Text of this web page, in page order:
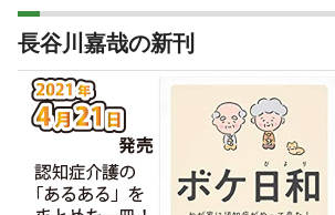
長谷川嘉哉の新刊